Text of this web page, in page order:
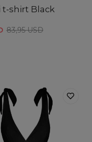
t-shirt Black
83,95 USD